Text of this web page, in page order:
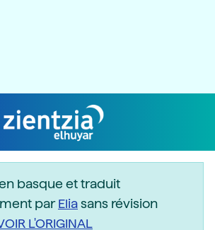
basque et traduit
parEliasans révision
L'ORIGINAL